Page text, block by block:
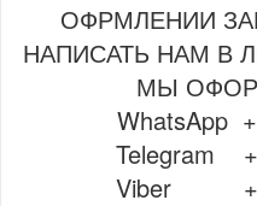
ОФРМЛЕНИИ
НАПИСАТЬ НАМ В
МЫ
WhatsApp
Telegram
Viber